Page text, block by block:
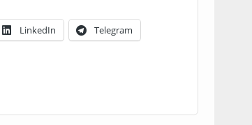
LinkedIn Telegram